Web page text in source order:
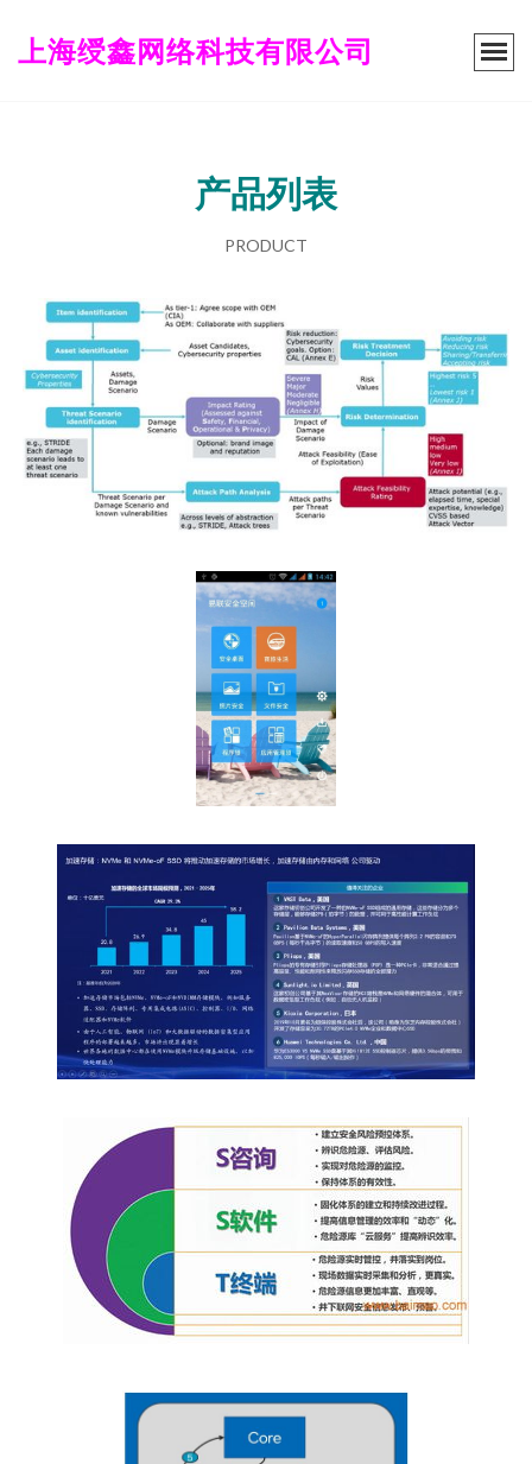
上海绶鑫网络科技有限公司
产品列表
PRODUCT